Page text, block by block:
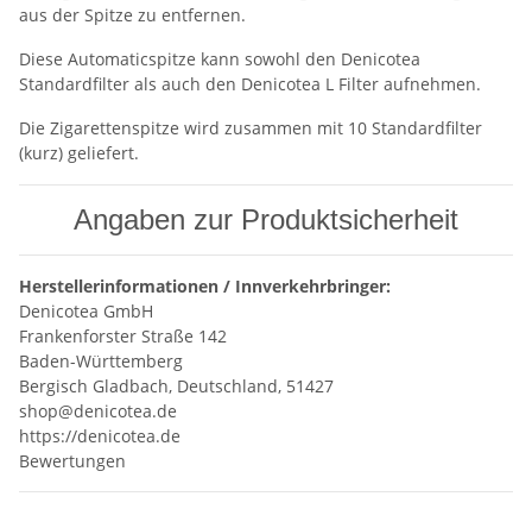
aus der Spitze zu entfernen.
Diese Automaticspitze kann sowohl den Denicotea
Standardfilter als auch den Denicotea L Filter aufnehmen.
Die Zigarettenspitze wird zusammen mit 10 Standardfilter
(kurz) geliefert.
Angaben zur Produktsicherheit
Herstellerinformationen / Innverkehrbringer:
Denicotea GmbH
Frankenforster Straße 142
Baden-Württemberg
Bergisch Gladbach, Deutschland, 51427
shop@denicotea.de
https://denicotea.de
Bewertungen